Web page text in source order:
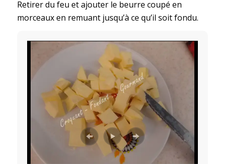
Retirer du feu et ajouter le beurre coupé en
morceaux en remuant jusqu’à ce qu’il soit fondu.